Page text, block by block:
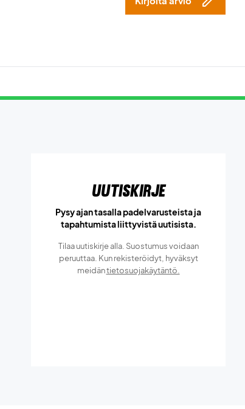
Uutiskirje
Pysy ajan tasalla padelvarusteista ja
tapahtumista liittyvistä uutisista.
Tilaa uutiskirje alla. Suostumus voidaan
peruuttaa. Kun rekisteröidyt, hyväksyt
meidäntietosuojakäytäntö.